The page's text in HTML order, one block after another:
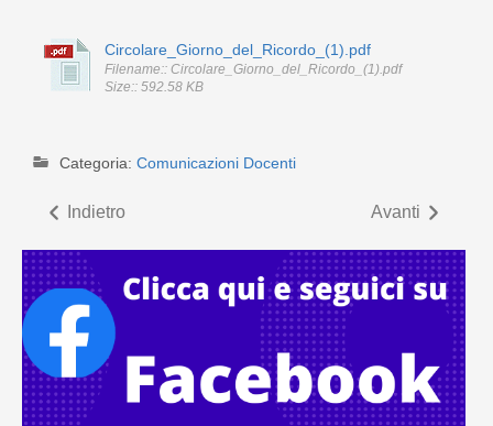
Circolare_Giorno_del_Ricordo_(1).pdf
Filename:: Circolare_Giorno_del_Ricordo_(1).pdf
Size:: 592.58 KB
Categoria: Comunicazioni Docenti
Indietro Avanti